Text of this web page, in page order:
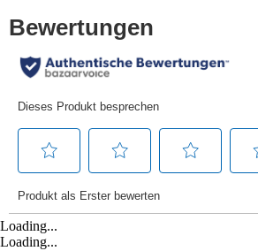
Loading...
Loading...